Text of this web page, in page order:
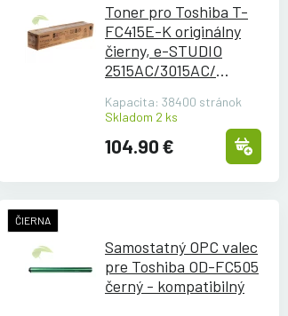
Toner pro Toshiba T-
FC415E-K originálny
čierny, e-STUDIO
2515AC/3015AC/
5015AC
Kapacita: 38400 stránok
Skladom 2 ks
104.90 €
ČIERNA
Samostatný OPC valec
pre Toshiba OD-FC505
černý - kompatibilný